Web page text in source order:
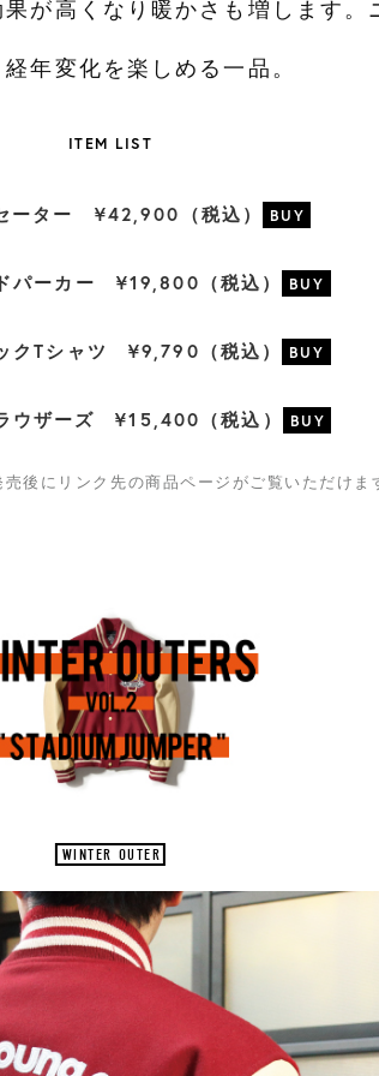
が高くなり暖かさも増します。
年変化を楽しめる一品。
ITEM LIST
ーター ¥42,900（税込）
パーカー ¥19,800（税込）
クTシャツ ¥9,790（税込）
ウザーズ ¥15,400（税込）
後にリンク先の商品ページがご覧いただけま
WINTER OUTER